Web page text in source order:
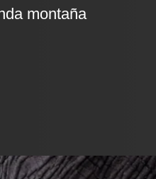
montaña